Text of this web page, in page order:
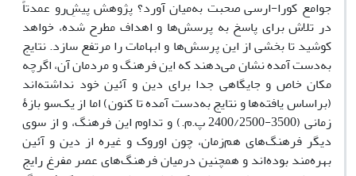
جوامع کورا-ارسی صحبت به‌میان آورد؟ پژوهش پیشِ‌رو عمدتاً
در تلاش برای پاسخ به پرسش‌ها و اهداف مطرح شده، خواهد
کوشید تا بخشی از این پرسش‌ها و ابهامات را مرتفع سازد. نتایج
به‌دست آمده نشان می‌دهند که این فرهنگ و مردمان آن، اگرچه
مکان خاص و جایگاهی جدا برای دین و آئین خود نداشته‌اند
(براساس یافته‌ها و نتایج به‌دست آمده تا کنون) اما از یک‌سو بازۀ
زمانی (3500-2400/2500 پ.م.) و تداوم این فرهنگ، و از سوی
دیگر فرهنگ‌های هم‌زمان، چون اوروک و غیره از دین و آئین
بهره‌مند بوده‌اند و همچنین درمیان فرهنگ‌های عصر مفرغ رایج